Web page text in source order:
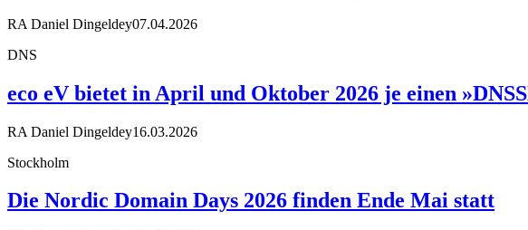
RA Daniel Dingeldey07.04.2026
DNS
eco eV bietet in April und Oktober 2026 je einen
RA Daniel Dingeldey16.03.2026
Stockholm
Die Nordic Domain Days 2026 finden Ende Mai statt